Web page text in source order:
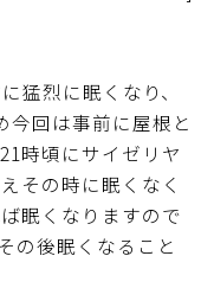
猛烈に眠くなり、
今回は事前に屋根と
時頃にサイゼリヤ
その時に眠くなく
眠くなりますので
の後眠くなること